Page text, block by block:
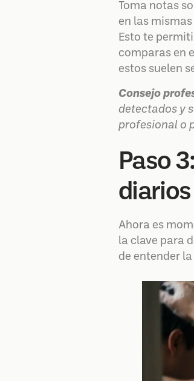
Toma notas
en las
Esto te
comparas en
estos suelen
Consejo
detectados y
profesional o
Paso
diarios
Ahora es
la clave para
de entender